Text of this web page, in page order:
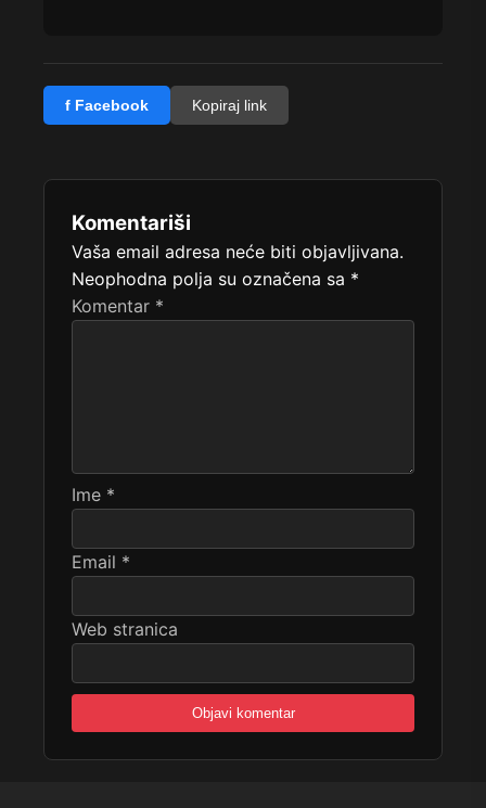
f Facebook Kopiraj link
Komentariši
Vaša email adresa neće biti objavljivana.
Neophodna polja su označena sa *
Komentar *
Ime *
Email *
Web stranica